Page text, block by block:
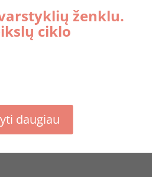
ženklu.
ciklo
daugiau